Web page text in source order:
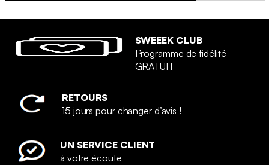
SWEEEK CLUB
Programme de fidélité
GRATUIT
RETOURS
15 jours pour changer d’avis !
UN SERVICE CLIENT
à votre écoute